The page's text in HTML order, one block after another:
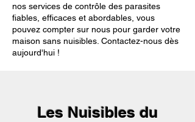
nos services de contrôle des parasites
fiables, efficaces et abordables, vous
pouvez compter sur nous pour garder votre
maison sans nuisibles. Contactez-nous dès
aujourd'hui !
Les Nuisibles du